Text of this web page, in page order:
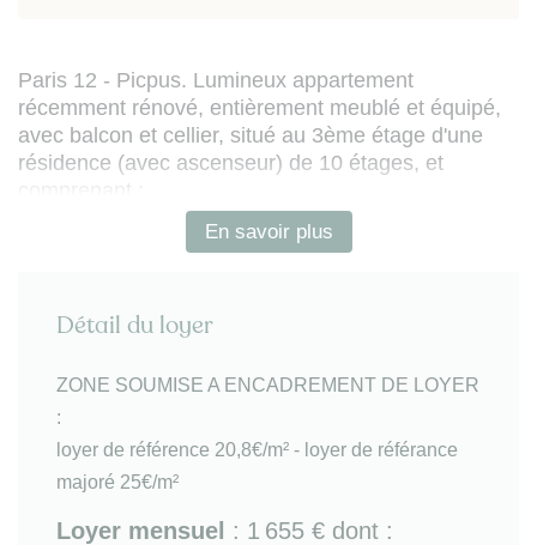
Paris 12 - Picpus. Lumineux appartement
récemment rénové, entièrement meublé et équipé,
avec balcon et cellier, situé au 3ème étage d'une
résidence (avec ascenseur) de 10 étages, et
comprenant :
- séjour ouvert sur balcon (avec espace salon
congélateur, plaques de cuisson électrique, four,
- 2 chambres double couchage avec mobilier de
rangement (dont 1 avec lit double et loggia, et 1
avec 2 lits simple )
- salle de bains (douche + lave-linge)
- WC séparé
- cellier / cave de 9m²
En savoir plus
Détail du loyer
ZONE SOUMISE A ENCADREMENT DE LOYER
:
loyer de référence 20,8€/m² - loyer de référance
majoré 25€/m²
Loyer mensuel : 1 655 € dont :